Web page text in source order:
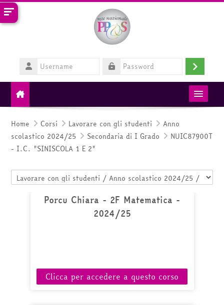
Vai al contenuto principale
Username
Password
Login
MIM
RETE PP&S
HelpDesk
Italiano ‎(it)‎
Home Corsi Lavorare con gli studenti
Anno
scolastico 2024/25
Secondaria di I Grado
NUIC87900T
- I.C. "SINISCOLA 1 E 2"
Categorie di corso
Porcu Chiara - 2F Matematica -
2024/25
Clicca per accedere a questo corso